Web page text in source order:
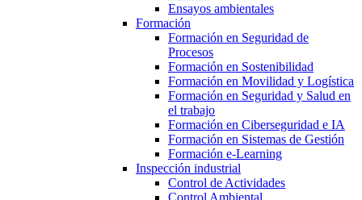
Ensayos ambientales
Formación
Formación en Seguridad de
Procesos
Formación en Sostenibilidad
Formación en Movilidad y Logística
Formación en Seguridad y Salud en
el trabajo
Formación en Ciberseguridad e IA
Formación en Sistemas de Gestión
Formación e-Learning
Inspección industrial
Control de Actividades